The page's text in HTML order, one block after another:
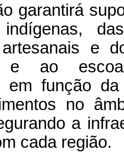
garantirá
artesanais e
e ao
em função
no
a
cada região.